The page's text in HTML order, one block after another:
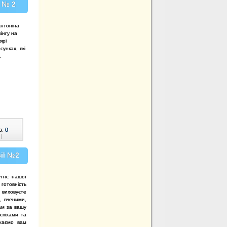
№ 2
на
які
0
|
№2
нашої
вченими,
за вашу
та
вам